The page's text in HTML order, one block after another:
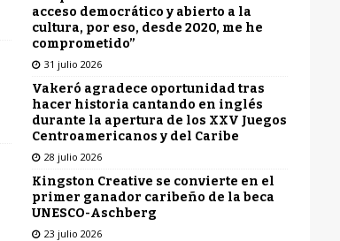
acceso democrático y abierto a la
cultura, por eso, desde 2020, me he
comprometido”
31 julio 2026
Vakeró agradece oportunidad tras
hacer historia cantando en inglés
durante la apertura de los XXV Juegos
Centroamericanos y del Caribe
28 julio 2026
Kingston Creative se convierte en el
primer ganador caribeño de la beca
UNESCO-Aschberg
23 julio 2026